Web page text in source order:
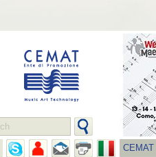
CEMAT